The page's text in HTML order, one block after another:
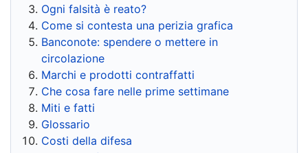
Ogni falsità è reato?
Come si contesta una perizia grafica
Banconote: spendere o mettere in
circolazione
Marchi e prodotti contraffatti
Che cosa fare nelle prime settimane
Miti e fatti
Glossario
Costi della difesa